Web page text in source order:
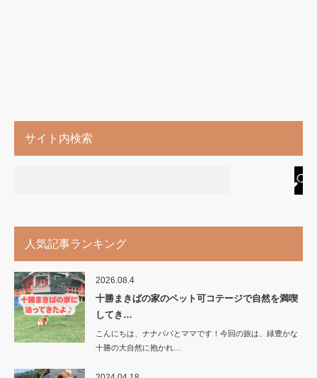
サイト内検索
人気記事ランキング
2026.08.4
十勝まきばの家のペット可コテージで自然を満喫
してき…
こんにちは、ナナパパとママです！今回の旅は、緑豊かな
十勝の大自然に抱かれ…